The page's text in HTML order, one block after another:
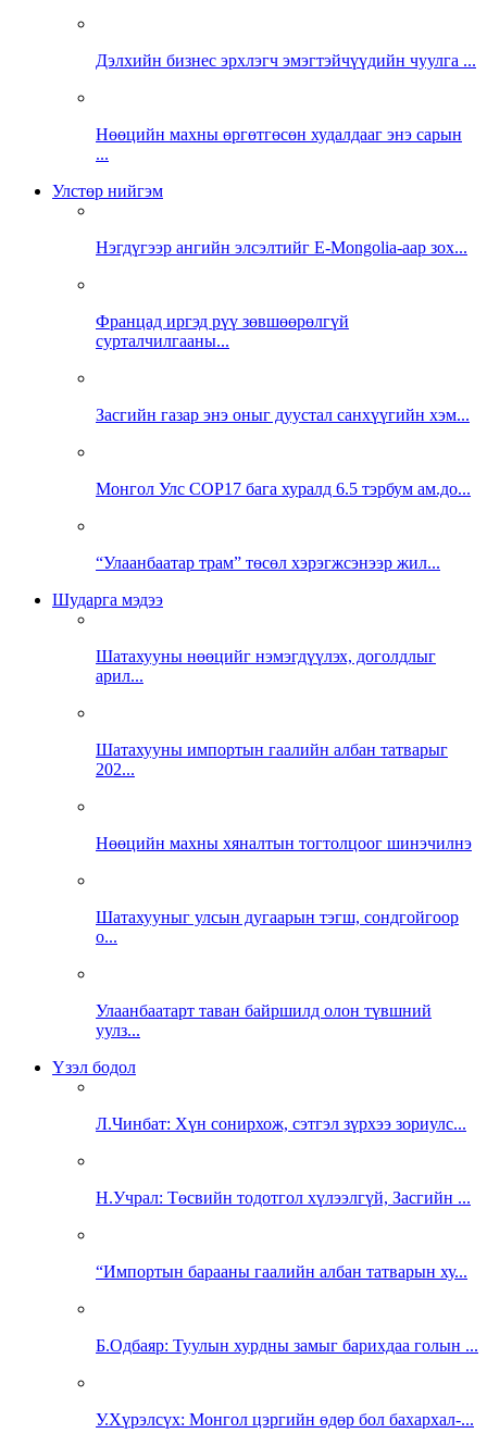
Дэлхийн бизнес эрхлэгч эмэгтэйчүүдийн чуулга ...
Нөөцийн махны өргөтгөсөн худалдааг энэ сарын
...
Улстөр нийгэм
Нэгдүгээр ангийн элсэлтийг E-Mongolia-аар зох...
Францад иргэд рүү зөвшөөрөлгүй
сурталчилгааны...
Засгийн газар энэ оныг дуустал санхүүгийн хэм...
Монгол Улс COP17 бага хуралд 6.5 тэрбум ам.до...
“Улаанбаатар трам” төсөл хэрэгжсэнээр жил...
Шударга мэдээ
Шатахууны нөөцийг нэмэгдүүлэх, доголдлыг
арил...
Шатахууны импортын гаалийн албан татварыг
202...
Нөөцийн махны хяналтын тогтолцоог шинэчилнэ
Шатахууныг улсын дугаарын тэгш, сондгойгоор
о...
Улаанбаатарт таван байршилд олон түвшний
уулз...
Үзэл бодол
Л.Чинбат: Хүн сонирхож, сэтгэл зүрхээ зориулс...
Н.Учрал: Төсвийн тодотгол хүлээлгүй, Засгийн ...
“Импортын барааны гаалийн албан татварын ху...
Б.Одбаяр: Туулын хурдны замыг барихдаа голын ...
У.Хүрэлсүх: Монгол цэргийн өдөр бол бахархал-...